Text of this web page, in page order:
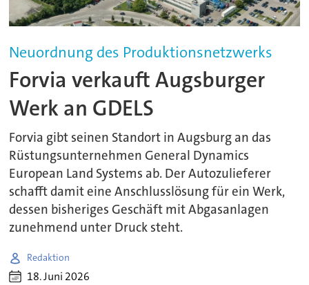
Neuordnung des Produktionsnetzwerks
Forvia verkauft Augsburger
Werk an GDELS
Forvia gibt seinen Standort in Augsburg an das
Rüstungsunternehmen General Dynamics
European Land Systems ab. Der Autozulieferer
schafft damit eine Anschlusslösung für ein Werk,
dessen bisheriges Geschäft mit Abgasanlagen
zunehmend unter Druck steht.
Redaktion
18. Juni 2026